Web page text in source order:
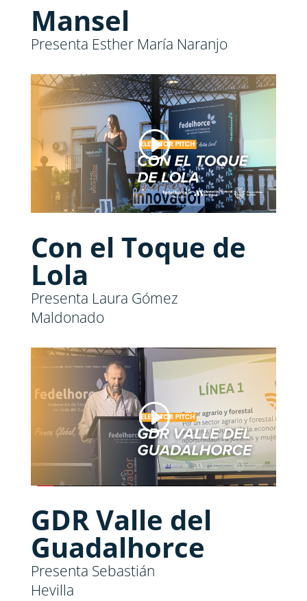
Mansel
Presenta Esther María Naranjo
Con el Toque de
Lola
Presenta Laura Gómez
Maldonado
GDR Valle del
Guadalhorce
Presenta Sebastián
Hevilla